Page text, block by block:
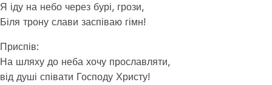
Я іду на небо через бурі, грози,
Біля трону слави заспіваю гімн!
Приспів:
На шляху до неба хочу прославляти,
від душі співати Господу Христу!